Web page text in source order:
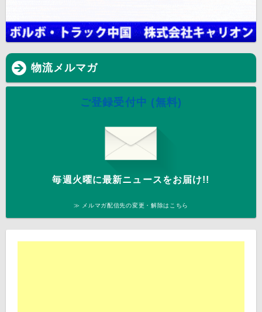
物流メルマガ
ご登録受付中 (無料)
毎週火曜に最新ニュースをお届け!!
≫ メルマガ配信先の変更・解除はこちら